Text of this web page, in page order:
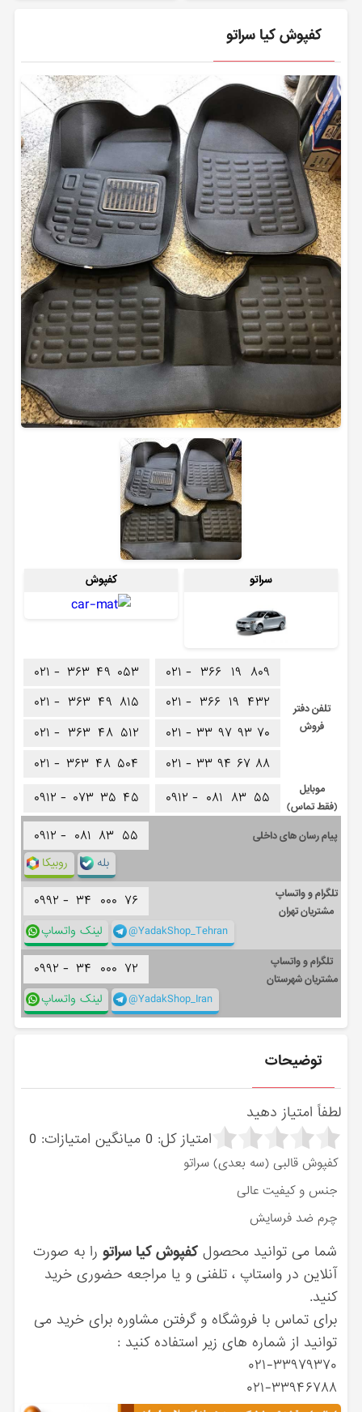
کفپوش کیا سراتو
سراتو کفپوش
تلفن دفتر
فروش
۰۲۱ - ۳۶۶ ۱۹ ۸۰۹
۰۲۱ - ۳۶۶ ۱۹ ۴۳۲
۰۲۱ - ۳۳ ۹۷ ۹۳ ۷۰
۰۲۱ - ۳۳ ۹۴ ۶۷ ۸۸
۰۲۱ - ۳۶۳ ۴۹ ۰۵۳
۰۲۱ - ۳۶۳ ۴۹ ۸۱۵
۰۲۱ - ۳۶۳ ۴۸ ۵۱۲
۰۲۱ - ۳۶۳ ۴۸ ۵۰۴
موبایل
(فقط تماس)
۰۹۱۲ - ۰۸۱ ۸۳ ۵۵ ۰۹۱۲ - ۰۷۳ ۳۵ ۴۵
پیام رسان های داخلی ۰۹۱۲ - ۰۸۱ ۸۳ ۵۵
روبیکا بله
تلگرام و واتساپ
مشتریان تهران
۰۹۹۲ - ۳۴ ۰۰۰ ۷۶
لینک واتساپ @YadakShop_Tehran
تلگرام و واتساپ
مشتریان شهرستان
۰۹۹۲ - ۳۴ ۰۰۰ ۷۲
لینک واتساپ @YadakShop_Iran
توضیحات
لطفاً امتیاز دهید
امتیاز کل: 0 میانگین امتیازات: 0
کفپوش قالبی (سه بعدی) سراتو
جنس و کیفیت عالی
چرم ضد فرسایش
شما می توانید محصولکفپوش کیا سراتو را به صورت
آنلاین در واستاپ ، تلفنی و یا مراجعه حضوری خرید
کنید.
برای تماس با فروشگاه و گرفتن مشاوره برای خرید می
توانید از شماره های زیر استفاده کنید :
۰۲۱-۳۳۹۷۹۳۷۰
۰۲۱-۳۳۹۴۶۷۸۸